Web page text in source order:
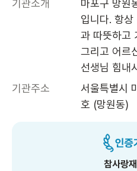
기관소개
마포구 망원
입니다. 항
과 따뜻하고
그리고 어르
선생님 힘내
기관주소
서울특별시
호 (망원동)
참사랑